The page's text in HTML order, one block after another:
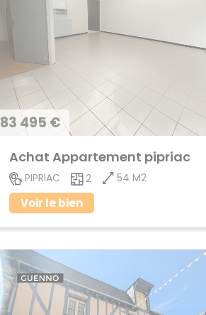
83 495 €
Achat Appartement pipriac
PIPRIAC 2 54 M2
Voir le bien